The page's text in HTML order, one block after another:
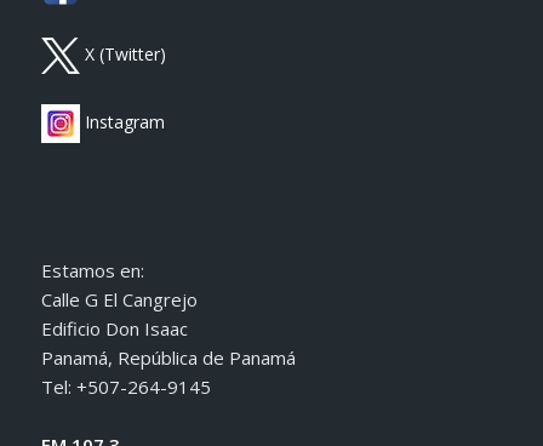
X (Twitter)
Instagram
Estamos en:
Calle G El Cangrejo
Edificio Don Isaac
Panamá, República de Panamá
Tel: +507-264-9145